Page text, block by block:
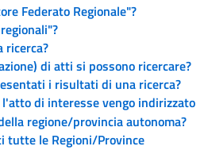
Federato Regionale"?
ricerca?
di atti si possono ricercare?
i risultati di una ricerca?
di interesse vengo indirizzato
regione/provincia autonoma?
tutte le Regioni/Province